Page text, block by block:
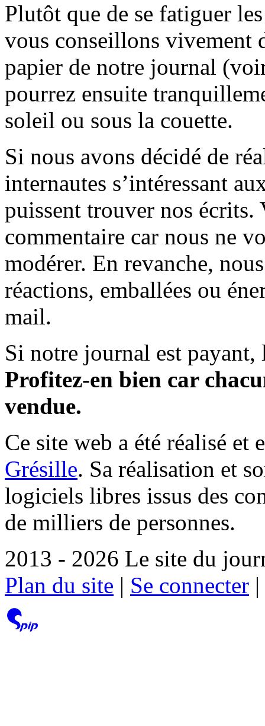
Plutôt que de se fatiguer
vous conseillons vivement
papier de notre journal
pourrez ensuite
soleil ou sous la couette.
Si nous avons décidé de
internautes s’intéressant
puissent trouver nos écrits.
commentaire car nous ne
modérer. En revanche,
réactions, emballées ou
mail.
Si notre journal est payant,
Profitez-en bien car
vendue.
Ce site web a été réalisé et
Grésille. Sa réalisation et
logiciels libres issus des
de milliers de personnes.
2013 - 2026 Le site du
Plan du site | Se connecter |